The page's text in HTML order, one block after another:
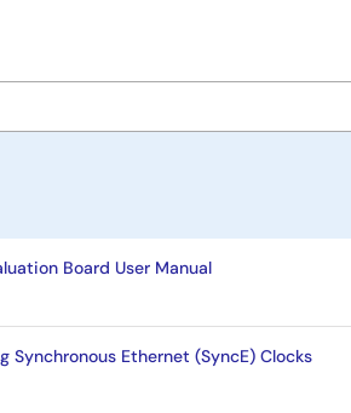
Board User Manual
Synchronous Ethernet (SyncE) Clocks